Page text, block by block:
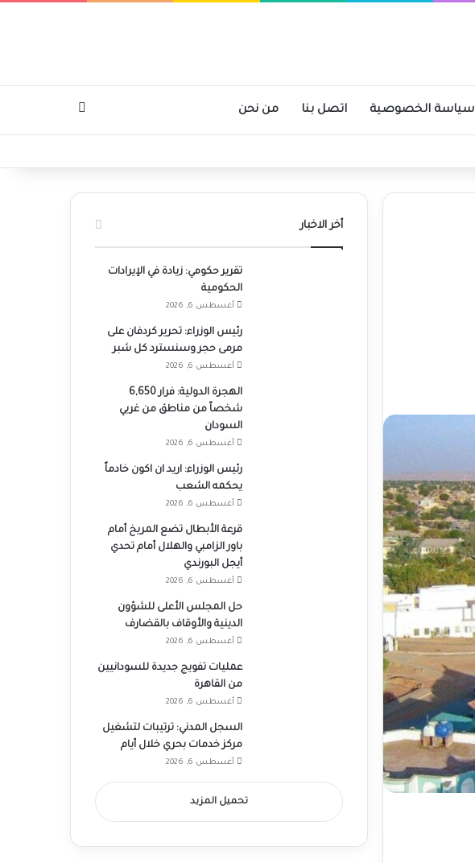
سياسة الخصوصية اتصل بنا من نحن
أخر الاخبار
تقرير حكومي: زيادة في الإيرادات
الحكومية
أغسطس 6, 2026
رئيس الوزراء: تحرير كردفان على
مرمى حجر وسنسترد كل شبر
أغسطس 6, 2026
الهجرة الدولية: فرار 6,650
شخصاً من مناطق من غربي
السودان
أغسطس 6, 2026
رئيس الوزراء: اريد ان اكون خادماً
يحكمه الشعب
أغسطس 6, 2026
قرعة الأبطال تضع المريخ أمام
باور الزامبي والهلال أمام تحدي
أيجل البورندي
أغسطس 6, 2026
حل المجلس الأعلى للشؤون
الدينية والأوقاف بالقضارف
أغسطس 6, 2026
عمليات تفويج جديدة للسودانيين
من القاهرة
أغسطس 6, 2026
السجل المدني: ترتيبات لتشغيل
مركز خدمات بحري خلال أيام
أغسطس 6, 2026
تحميل المزيد